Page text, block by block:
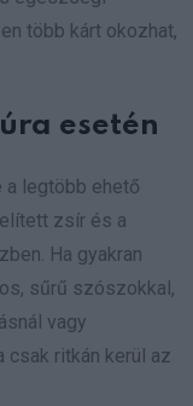
több kárt okozhat,
esetén
a legtöbb ehető
zsír és a
Ha gyakran
sűrű szószokkal,
vagy
ritkán kerül az